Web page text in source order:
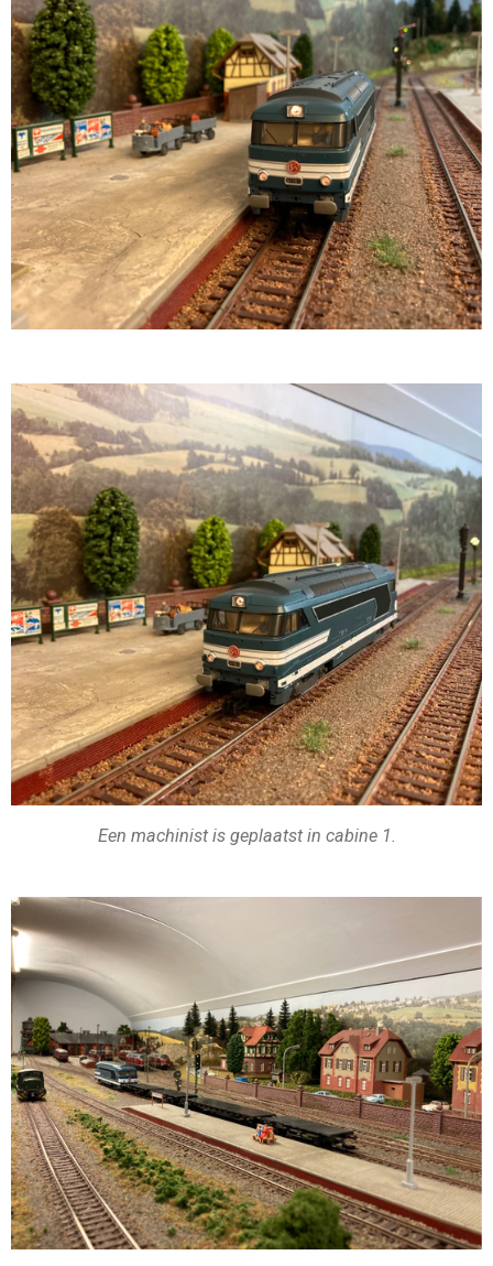
Een machinist is geplaatst in cabine 1.